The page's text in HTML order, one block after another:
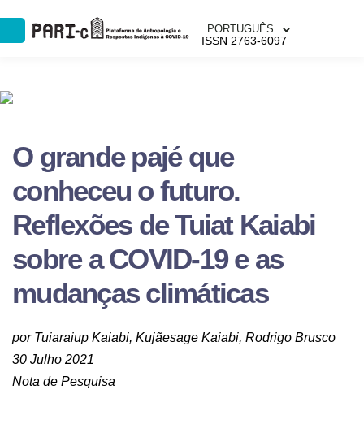
PORTUGUÊS
ISSN 2763-6097
O grande pajé que
conheceu o futuro.
Reflexões de Tuiat Kaiabi
sobre a COVID-19 e as
mudanças climáticas
por Tuiaraiup Kaiabi, Kujãesage Kaiabi, Rodrigo Brusco
30 Julho 2021
Nota de Pesquisa